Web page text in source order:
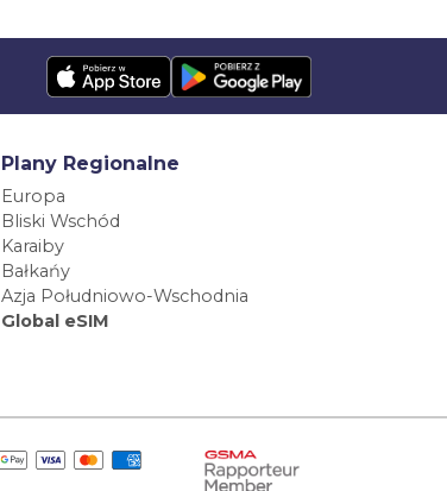
Plany Regionalne
Europa
Bliski Wschód
Karaiby
Bałkańy
Azja Południowo-Wschodnia
Global eSIM